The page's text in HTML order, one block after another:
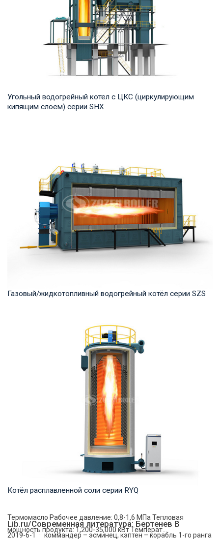
Угольный водогрейный котел с ЦКС (циркулирующим
кипящим слоем) серии SHX
Газовый/жидкотопливный водогрейный котёл серии SZS
мощность продукта: 7-70 МВт Температура на...
Котёл расплавленной соли серии RYQ
Термомасло Рабочее давление: 0,8-1,6 МПа Тепловая
мощность продукта: 1,200-35,000 кВт Температ...
Lib.ru/Современная литература: Бертенев В
2019-6-1 · коммандер – эсминец, кэптен – корабль 1-го ранга